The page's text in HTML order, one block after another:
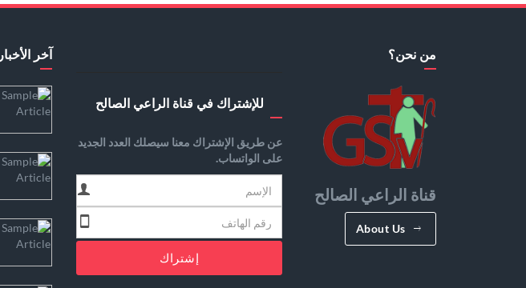
من نحن؟
قناة الراعي الصالح
About Us
للإشتراك في قناة الراعي الصالح
عن طريق الإشتراك معنا سيصلك العدد الجديد
على الواتساب.
إشتراك
آخر الأخبار